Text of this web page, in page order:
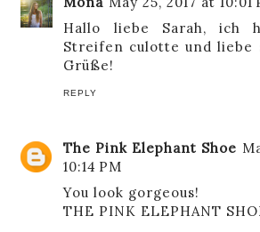
Hallo liebe Sarah, ich
Streifen culotte und liebe
Grüße!
REPLY
The Pink Elephant Shoe
10:14 PM
You look gorgeous!
THE PINK ELEPHANT